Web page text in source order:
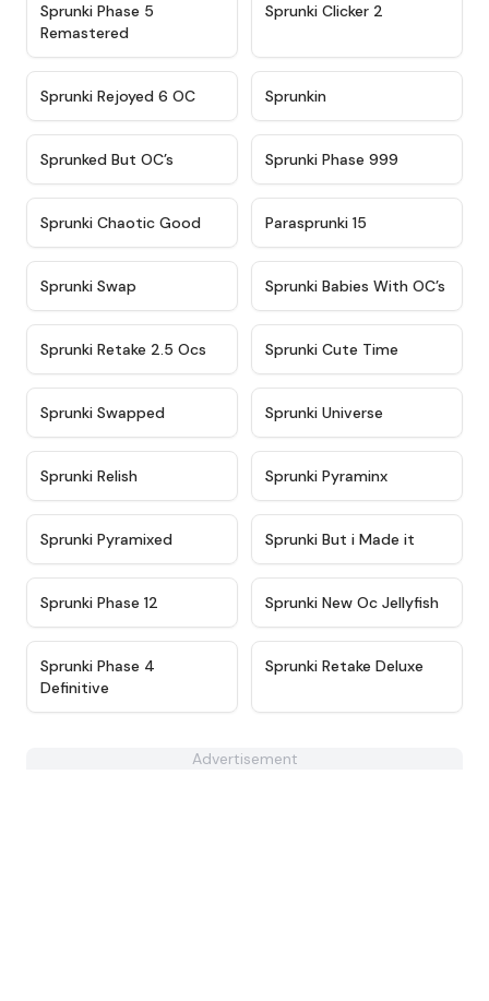
Sprunki Phase 5
Remastered
Sprunki Clicker 2
★ 4.4
Sprunki Rejoyed 6 OC Sprunkin
Sprunked But OC’s Sprunki Phase 999
★ 4.7
Sprunki Chaotic Good Parasprunki 15
Sprunki Swap ★ 4.8
Sprunki Babies With OC’s
★ 4.6
Sprunki Retake 2.5 Ocs Sprunki Cute Time
Sprunki Swapped Sprunki Universe
Sprunki Relish Sprunki Pyraminx
Sprunki Pyramixed ★
Sprunki But i Made it
Sprunki Phase 12 ★ 4.8
Sprunki New Oc Jellyfish
Sprunki Phase 4
Definitive
★ 4.6
Sprunki Retake Deluxe
Advertisement